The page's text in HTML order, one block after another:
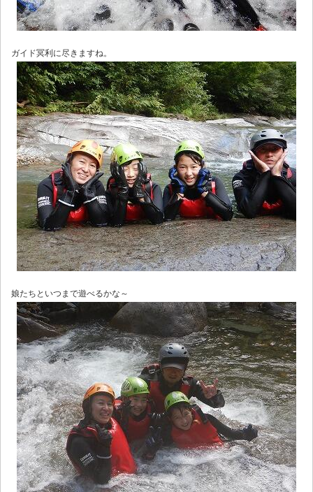
ガイド冥利に尽きますね。
娘たちといつまで遊べるかな～